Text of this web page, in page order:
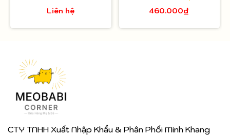
Liên hệ
30ml
460.000₫
CTY TNHH Xuất Nhập Khẩu & Phân Phối Minh Khang